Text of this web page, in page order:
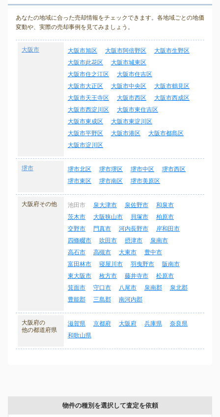
あなたの地域に合った売却情報をチェックできます。各地域ごとの地価
変動や、実際の売却事例を見てみましょう。
大阪市 大阪市旭区 大阪市阿倍野区
大阪市生野区
大阪市此花区
大阪市城東区
大阪市住之江区
大阪市住吉区
大阪市大正区
大阪市中央区
大阪市鶴見区
大阪市天王寺区
大阪市西区
大阪市西成区
大阪市西淀川区
大阪市東住吉区
大阪市東成区
大阪市東淀川区
大阪市平野区
大阪市港区
大阪市都島区
大阪市淀川区
堺市 堺市北区 堺市堺区 堺市中区
堺市西区
堺市東区
堺市南区 堺市美原区
大阪府その他 池田市 泉大津市 泉佐野市
和泉市
茨木市
大阪狭山市 貝塚市
柏原市
交野市
門真市 河内長野市
岸和田市
四條畷市
吹田市 摂津市
泉南市
高石市
高槻市 大東市
豊中市
富田林市
寝屋川市 羽曳野市
阪南市
東大阪市
枚方市 藤井寺市
松原市
箕面市
守口市 八尾市 泉南郡
泉北郡
豊能郡
三島郡 南河内郡
大阪府の
他の都道府県
滋賀県 京都府 大阪府 兵庫県
奈良県
和歌山県
物件の種別を選択して査定を依頼